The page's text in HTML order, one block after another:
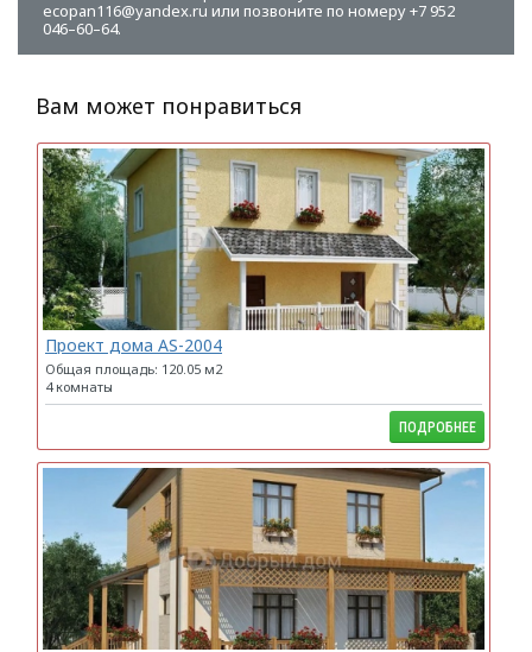
ecopan116@yandex.ru или позвоните по номеру +7 952
046–60–64.
Вам может понравиться
Проект дома AS-2004
Общая площадь: 120.05 м2
4 комнаты
ПОДРОБНЕЕ